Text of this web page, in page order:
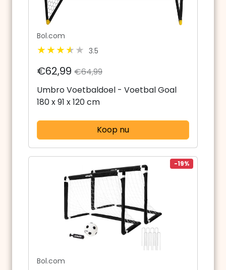
Bol.com
3.5
€62,99 €64,99
Umbro Voetbaldoel - Voetbal Goal
180 x 91 x 120 cm
Koop nu
-19%
Bol.com